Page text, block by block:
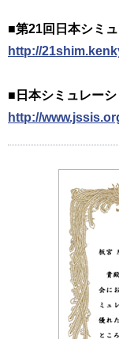
■第21回日本シミ
http://
■日本シミュレー
http://